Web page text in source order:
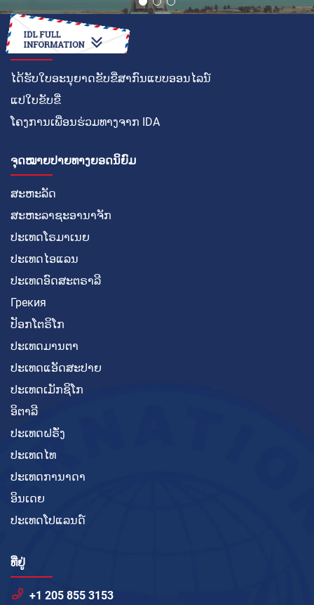
ວິທີໃນການ
ໄດ້ຮັບໃບອະນຸຍາດຂັບຂີ່ສາກົນແບບອອນໄລນ໌
ແປໃບຂັບຂີ່
ໂຄງການເພື່ອນຮ່ວມທາງຈາກ IDA
ຈຸດໝາຍປາຍທາງຍອດນິຍົມ
ສະຫະລັດ
ສະຫະລາຊະອານາຈັກ
ປະເທດໂຣມາເນຍ
ປະເທດໄອແລນ
ປະເທດອົດສະຕຣາລີ
Грекия
ປັອກໂຕຣິໂກ
ປະເທດມານຕາ
ປະເທດແອັດສະປາຍ
ປະເທດເມັກຊິໂກ
ອິຕາລີ
ປະເທດຝຣັ່ງ
ປະເທດໄທ
ປະເທດການາດາ
ອິນເດຍ
ປະເທດໂປແລນດ໌
ທີ່ຢູ່
+1 205 855 3153